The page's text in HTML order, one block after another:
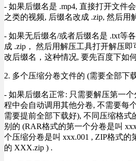
- 如果后缀名是 .mp4, 直接打开文件
之类的视频, 后缀名改成 .zip, 然后用
- 如果无后缀名/或者后缀名是 .txt等
成 .zip， 然后用解压工具打开解压
改后缀名，这种情况, 要先百度下如
2. 多个压缩分卷文件的 (需要全部下
- 如果后缀名正常: 只需要解压第一
程中会自动调用其他分卷, 不需要每
需要提前全部下载好), 不同压缩格式
别的 (RAR格式的第一个分卷是叫
个压缩分卷是叫 xxx.001 , ZIP格式的
的 XXX.zip ) .